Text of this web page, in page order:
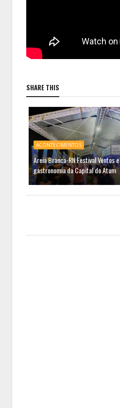
SHARE THIS
ACONTECIMENTOS
Areia Branca-RN Festival Ventos
gastronomia da Capital do Atum